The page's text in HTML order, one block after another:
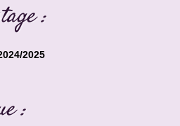
:
2025
: